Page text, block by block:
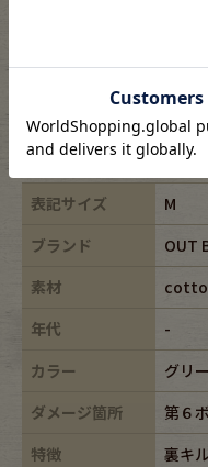
※全体に色あせがございます。
表記サイズ
M
ブランド
OUT
素材
年代
-
カラー
グリ
ダメージ箇所
第６
特徴
裏キ